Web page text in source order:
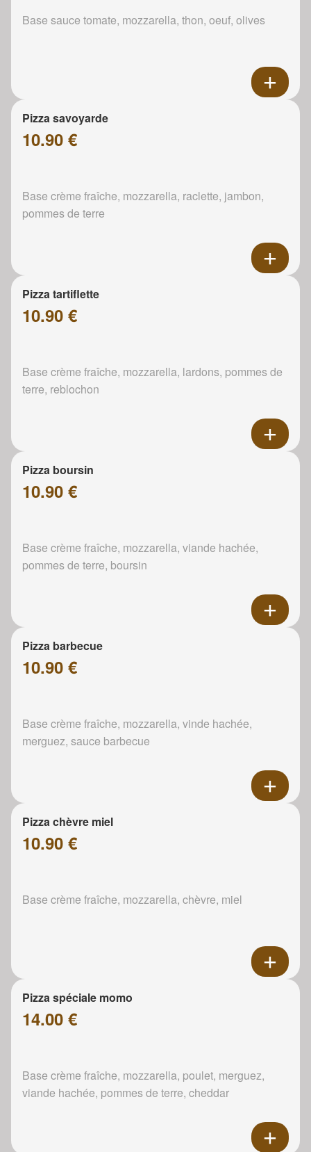
Base sauce tomate, mozzarella, thon, oeuf, olives
Pizza savoyarde
10.90 €
Base crème fraîche, mozzarella, raclette, jambon,
pommes de terre
Pizza tartiflette
10.90 €
Base crème fraîche, mozzarella, lardons, pommes de
terre, reblochon
Pizza boursin
10.90 €
Base crème fraîche, mozzarella, viande hachée,
pommes de terre, boursin
Pizza barbecue
10.90 €
Base crème fraîche, mozzarella, vinde hachée,
merguez, sauce barbecue
Pizza chèvre miel
10.90 €
Base crème fraîche, mozzarella, chèvre, miel
Pizza spéciale momo
14.00 €
Base crème fraîche, mozzarella, poulet, merguez,
viande hachée, pommes de terre, cheddar